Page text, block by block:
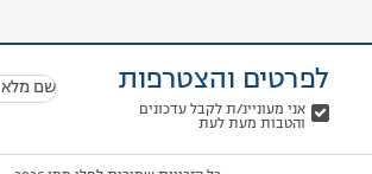
לפרטים והצטרפות
אני מעוניינ/ת לקבל עדכונים
והטבות מעת לעת
שם מלא